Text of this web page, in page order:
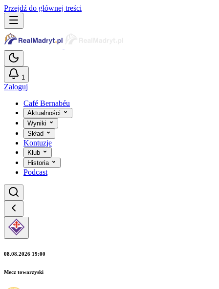
Przejdź do głównej treści
1
Zaloguj
Café Bernabéu
Aktualności
Wyniki
Skład
Kontuzje
Klub
Historia
Podcast
08.08.2026 19:00
Mecz towarzyski